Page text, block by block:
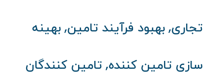
تجاری, بهبود فرآیند تامین, بهینه
سازی تامین کننده, تامین کنندگان